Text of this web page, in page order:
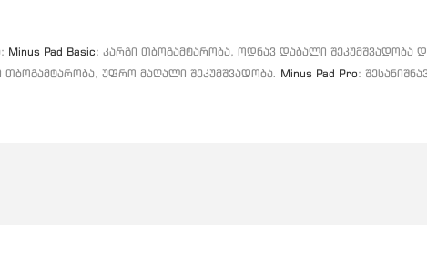
Minus Pad Basic: კარგი თბოგამტარობა, ოდნავ დაბალი შეკუმშვადობა
თბოგამტარობა, უფრო მაღალი შეკუმშვადობა. Minus Pad Pro: